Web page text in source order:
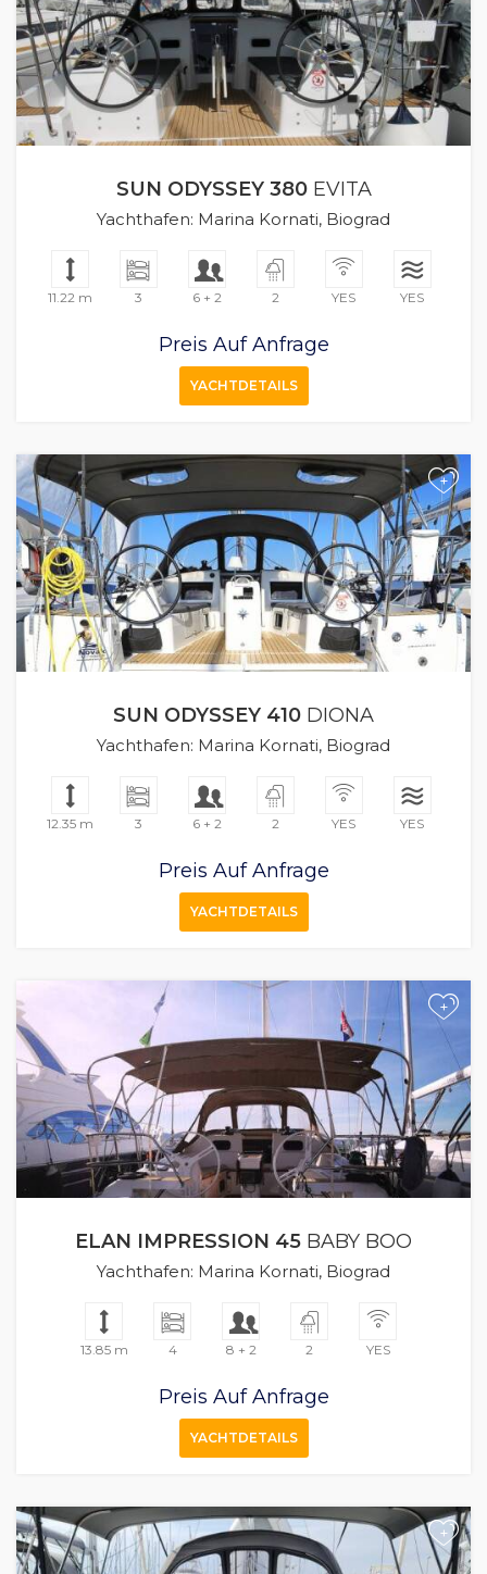
SUN ODYSSEY 380EVITA
Yachthafen: Marina Kornati, Biograd
11.22 m 3 6 + 2 2 YES YES
Preis Auf Anfrage
YACHTDETAILS
+
SUN ODYSSEY 410 DIONA
Yachthafen: Marina Kornati, Biograd
12.35 m 3 6 + 2 2 YES YES
Preis Auf Anfrage
YACHTDETAILS
+
ELAN IMPRESSION 45 BABY BOO
Yachthafen: Marina Kornati, Biograd
13.85 m 4 8 + 2 2 YES
Preis Auf Anfrage
YACHTDETAILS
+